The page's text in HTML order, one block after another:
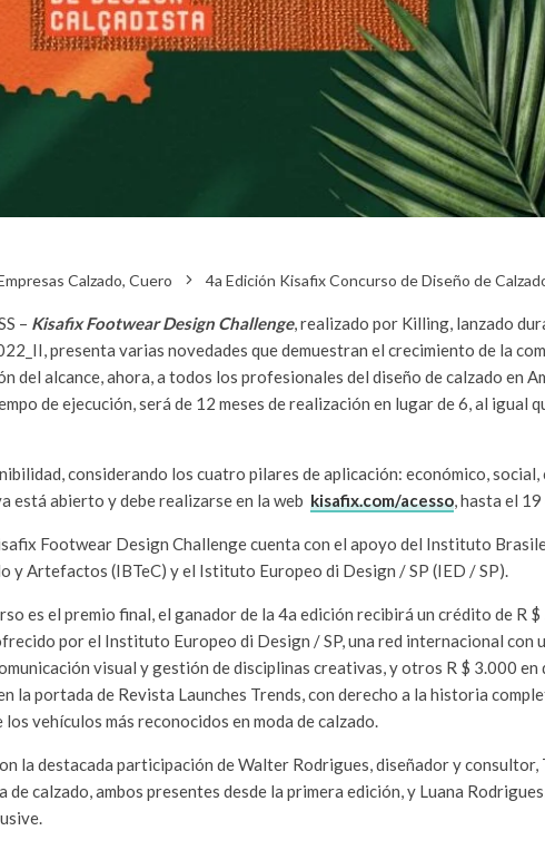
Calzado, Cuero 4a Edición Kisafix Concurso de Diseño de
– Kisafix Footwear Design Challenge, realizado por Killing, lanzado
presenta varias novedades que demuestran el crecimiento de la
del alcance, ahora, a todos los profesionales del diseño de calzado en
de ejecución, será de 12 meses de realización en lugar de 6, al igual
considerando los cuatro pilares de aplicación: económico,
está abierto y debe realizarse en la web kisafix.com/acesso, hasta el
Footwear Design Challenge cuenta con el apoyo del Instituto
y Artefactos (IBTeC) y el Istituto Europeo di Design / SP (IED / SP).
es el premio final, el ganador de la 4a edición recibirá un crédito de R
por el Instituto Europeo di Design / SP, una red internacional con
visual y gestión de disciplinas creativas, y otros R $ 3.000 en
la portada de Revista Launches Trends, con derecho a la historia
vehículos más reconocidos en moda de calzado.
la destacada participación de Walter Rodrigues, diseñador y consultor,
calzado, ambos presentes desde la primera edición, y Luana